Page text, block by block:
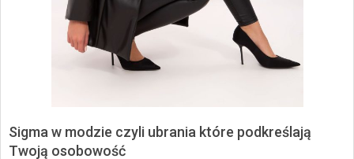
Sigma w modzie czyli ubrania które podkreślają
Twoją osobowość